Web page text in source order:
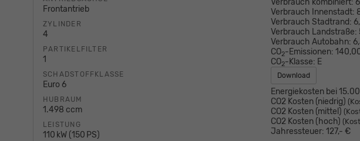
Frontantrieb
ZYLINDER
4
PARTIKELFILTER
1
SCHADSTOFFKLASSE
Euro 6
HUBRAUM
1.498 ccm
LEISTUNG
110 kW (150 PS)
Verbrauch Innenstadt:
Verbrauch Stadtrand:
Verbrauch Landstraße:
Verbrauch Autobahn:
CO2-Emissionen:
CO2-Klasse: E
Download
Energiekosten bei
CO2 Kosten (niedrig)
CO2 Kosten (mittel)
CO2 Kosten (hoch)
Jahressteuer: 127,- €